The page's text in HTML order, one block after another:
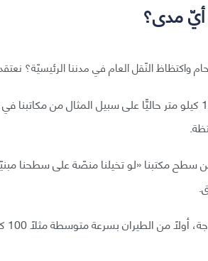
أيّ مدى؟
واكتظاظ النّقل العام في مدننا الرئيسيّة؟
سطح مكتبنا «لو تخيلنا منصّة على سطحنا